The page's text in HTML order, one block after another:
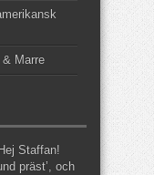
Marre
Staffan!
präst’, och